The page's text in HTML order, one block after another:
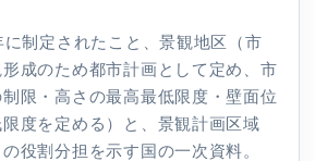
制定されたこと、景観地区（市
成のため都市計画として定め、市
限・高さの最高最低限度・壁面位
度を定める）と、景観計画区域
の役割分担を示す国の一次資料。